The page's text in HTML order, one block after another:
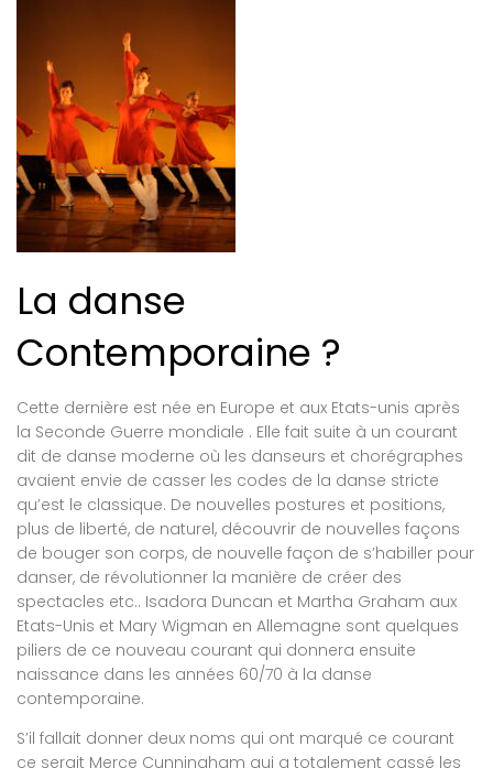
La danse
Contemporaine ?
Cette dernière est née en Europe et aux Etats-unis après
la Seconde Guerre mondiale . Elle fait suite à un courant
dit de danse moderne où les danseurs et chorégraphes
avaient envie de casser les codes de la danse stricte
qu’est le classique. De nouvelles postures et positions,
plus de liberté, de naturel, découvrir de nouvelles façons
de bouger son corps, de nouvelle façon de s’habiller pour
danser, de révolutionner la manière de créer des
spectacles etc.. Isadora Duncan et Martha Graham aux
Etats-Unis et Mary Wigman en Allemagne sont quelques
piliers de ce nouveau courant qui donnera ensuite
naissance dans les années 60/70 à la danse
contemporaine.
S’il fallait donner deux noms qui ont marqué ce courant
ce serait Merce Cunningham qui a totalement cassé les